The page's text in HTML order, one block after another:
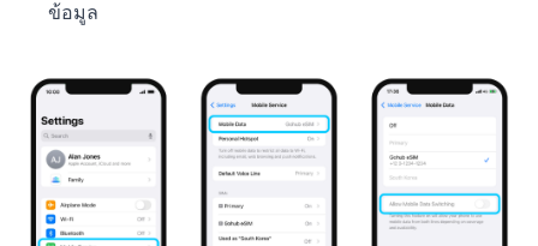
ข้อมูล